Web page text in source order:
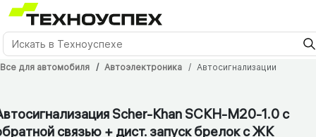
Все для автомобиля Автоэлектроника Автосигнализации
Scher-Khan SCKH-M20-1.0 с
связью + дист. запуск брелок с ЖК